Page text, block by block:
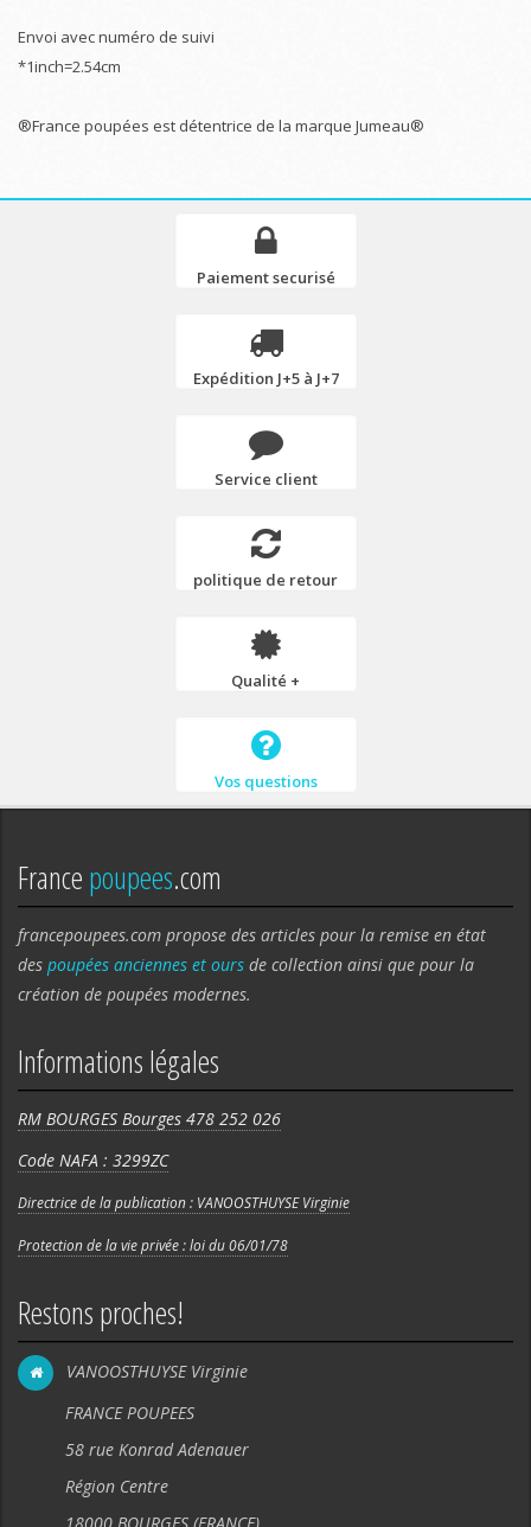
Envoi avec numéro de suivi
*1inch=2.54cm
®France poupées est détentrice de la marque Jumeau®
Paiement securisé
Expédition J+5 à J+7
Service client
politique de retour
Qualité +
Vos questions
Francepoupees.com
francepoupees.com propose des articles pour la remise en état
des poupées anciennes et ours de collection ainsi que pour la
création de poupées modernes.
Informations légales
RM BOURGES Bourges 478 252 026
Code NAFA : 3299ZC
Directrice de la publication : VANOOSTHUYSE Virginie
Protection de la vie privée : loi du 06/01/78
Restons proches!
VANOOSTHUYSE Virginie
FRANCE POUPEES
58 rue Konrad Adenauer
Région Centre
18000 BOURGES (FRANCE).